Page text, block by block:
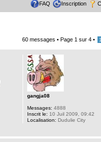
FAQ Inscription
60 messages • Page 1 sur 4 • 1
gangja08
Messages: 4888
Inscrit le: 10 Juil 2009, 09:42
Localisation: Dudulie City